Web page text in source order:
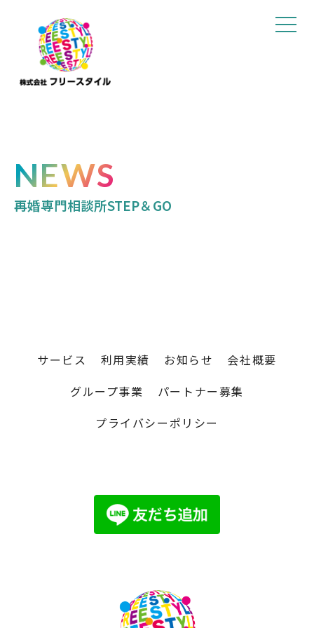
NEWS
再婚専門相談所STEP＆GO
サービス 利用実績 お知らせ
会社概要
グループ事業
パートナー募集
プライバシーポリシー